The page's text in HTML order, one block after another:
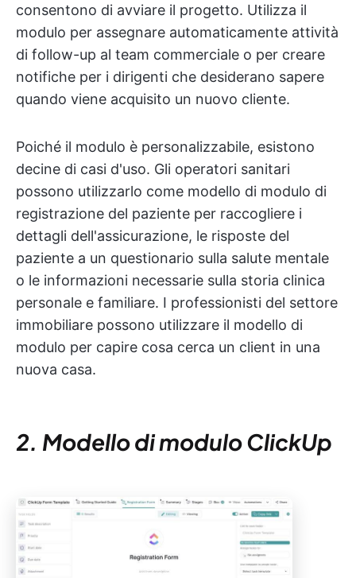
consentono di avviare il progetto. Utilizza il
modulo per assegnare automaticamente attività
di follow-up al team commerciale o per creare
notifiche per i dirigenti che desiderano sapere
quando viene acquisito un nuovo cliente.
Poiché il modulo è personalizzabile, esistono
decine di casi d'uso. Gli operatori sanitari
possono utilizzarlo come modello di modulo di
registrazione del paziente per raccogliere i
dettagli dell'assicurazione, le risposte del
paziente a un questionario sulla salute mentale
o le informazioni necessarie sulla storia clinica
personale e familiare. I professionisti del settore
immobiliare possono utilizzare il modello di
modulo per capire cosa cerca un client in una
nuova casa.
2. Modello di modulo ClickUp